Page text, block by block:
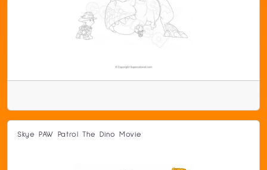
Skye PAW Patrol The Dino Movie